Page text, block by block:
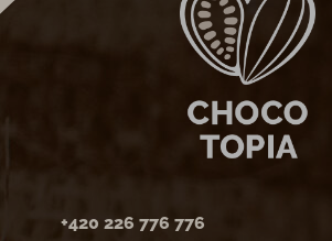
+420 226 776 776